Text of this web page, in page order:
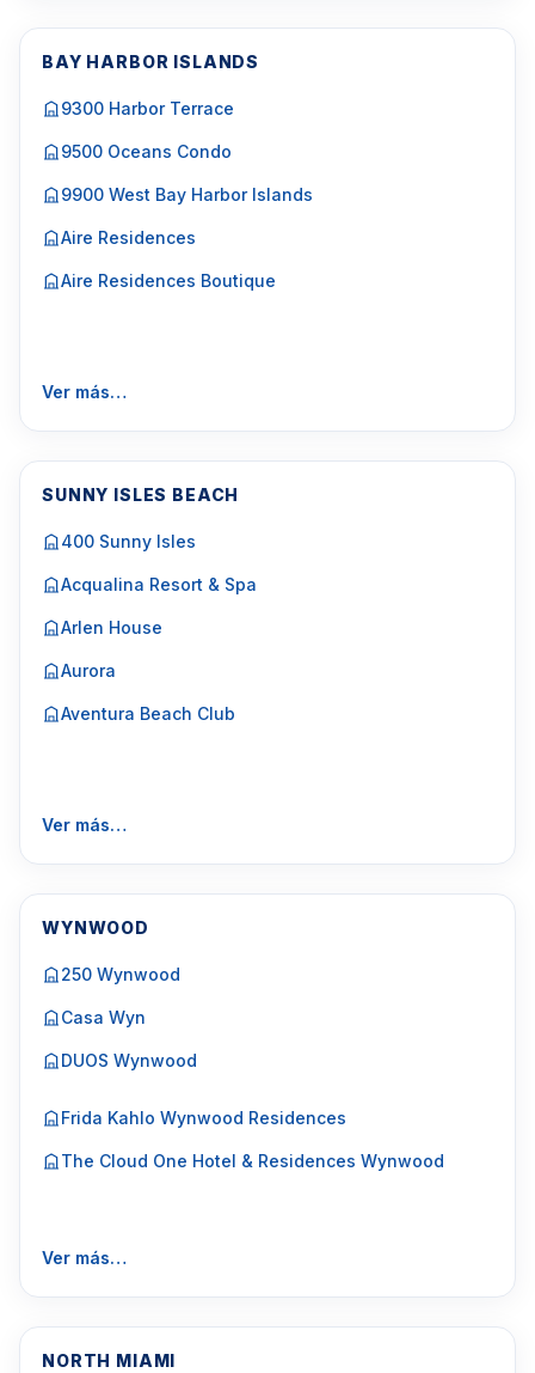
BAY HARBOR ISLANDS
9300 Harbor Terrace
9500 Oceans Condo
9900 West Bay Harbor Islands
Aire Residences
Aire Residences Boutique
Ver más…
SUNNY ISLES BEACH
400 Sunny Isles
Acqualina Resort & Spa
Arlen House
Aurora
Aventura Beach Club
Ver más…
WYNWOOD
250 Wynwood
Casa Wyn
DUOS Wynwood
Frida Kahlo Wynwood Residences
The Cloud One Hotel & Residences Wynwood
Ver más…
NORTH MIAMI